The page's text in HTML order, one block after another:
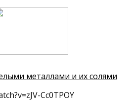
металлами и их солями
Cc0TPOY